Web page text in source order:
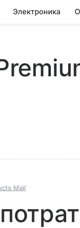
Электроника
Mail